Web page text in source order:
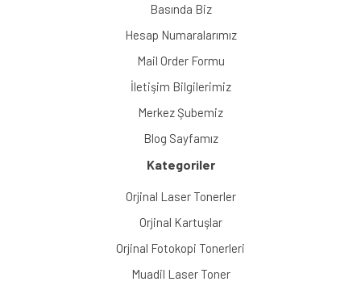
Basında Biz
Hesap Numaralarımız
Mail Order Formu
İletişim Bilgilerimiz
Merkez Şubemiz
Blog Sayfamız
Kategoriler
Orjinal Laser Tonerler
Orjinal Kartuşlar
Orjinal Fotokopi Tonerleri
Muadil Laser Toner